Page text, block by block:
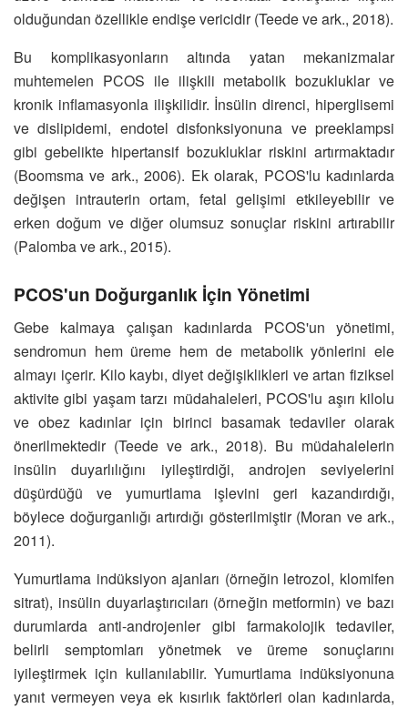
olduğundan özellikle endişe vericidir (Teede ve ark., 2018).
Bu komplikasyonların altında yatan mekanizmalar
muhtemelen PCOS ile ilişkili metabolik bozukluklar ve
kronik inflamasyonla ilişkilidir. İnsülin direnci, hiperglisemi
ve dislipidemi, endotel disfonksiyonuna ve preeklampsi
gibi gebelikte hipertansif bozukluklar riskini artırmaktadır
(Boomsma ve ark., 2006). Ek olarak, PCOS'lu kadınlarda
değişen intrauterin ortam, fetal gelişimi etkileyebilir ve
erken doğum ve diğer olumsuz sonuçlar riskini artırabilir
(Palomba ve ark., 2015).
PCOS'un Doğurganlık İçin Yönetimi
Gebe kalmaya çalışan kadınlarda PCOS'un yönetimi,
sendromun hem üreme hem de metabolik yönlerini ele
almayı içerir. Kilo kaybı, diyet değişiklikleri ve artan fiziksel
aktivite gibi yaşam tarzı müdahaleleri, PCOS'lu aşırı kilolu
ve obez kadınlar için birinci basamak tedaviler olarak
önerilmektedir (Teede ve ark., 2018). Bu müdahalelerin
insülin duyarlılığını iyileştirdiği, androjen seviyelerini
düşürdüğü ve yumurtlama işlevini geri kazandırdığı,
böylece doğurganlığı artırdığı gösterilmiştir (Moran ve ark.,
2011).
Yumurtlama indüksiyon ajanları (örneğin letrozol, klomifen
sitrat), insülin duyarlaştırıcıları (örneğin metformin) ve bazı
durumlarda anti-androjenler gibi farmakolojik tedaviler,
belirli semptomları yönetmek ve üreme sonuçlarını
iyileştirmek için kullanılabilir. Yumurtlama indüksiyonuna
yanıt vermeyen veya ek kısırlık faktörleri olan kadınlarda,